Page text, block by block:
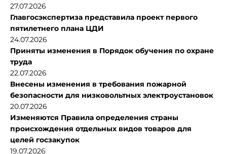
27.07.2026
Главгосэкспертиза представила проект первого
пятилетнего плана ЦДИ
24.07.2026
Приняты изменения в Порядок обучения по охране
труда
22.07.2026
Внесены изменения в требования пожарной
безопасности для низковольтных электроустановок
20.07.2026
Изменяются Правила определения страны
происхождения отдельных видов товаров для
целей госзакупок
19.07.2026